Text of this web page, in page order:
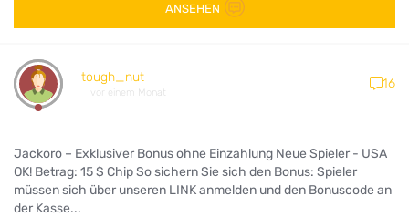
ANSEHEN
tough_nut
vor einem Monat
16
Jackoro – Exklusiver Bonus ohne Einzahlung Neue Spieler - USA
OK! Betrag: 15 $ Chip So sichern Sie sich den Bonus: Spieler
müssen sich über unseren LINK anmelden und den Bonuscode an
der Kasse...